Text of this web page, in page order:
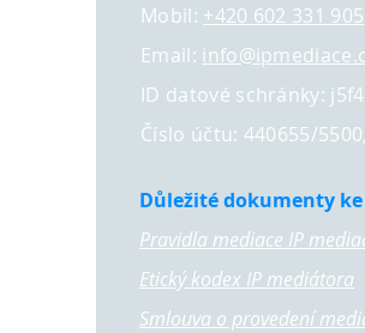
Mobil: +420 602 331 905
Email:
ID datové schránky:
Číslo účtu: 440655/
Důležité dokumenty
Pravidla mediace IP
Etický kodex IP mediátora
Smlouva o provedení